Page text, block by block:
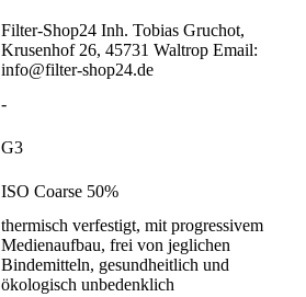
Filter-Shop24 Inh. Tobias Gruchot,
Krusenhof 26, 45731 Waltrop Email:
info@filter-shop24.de
-
G3
ISO Coarse 50%
thermisch verfestigt, mit progressivem
Medienaufbau, frei von jeglichen
Bindemitteln, gesundheitlich und
ökologisch unbedenklich